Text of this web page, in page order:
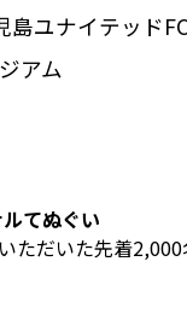
島ユナイテッド
アム
てぬぐい
ただいた先着